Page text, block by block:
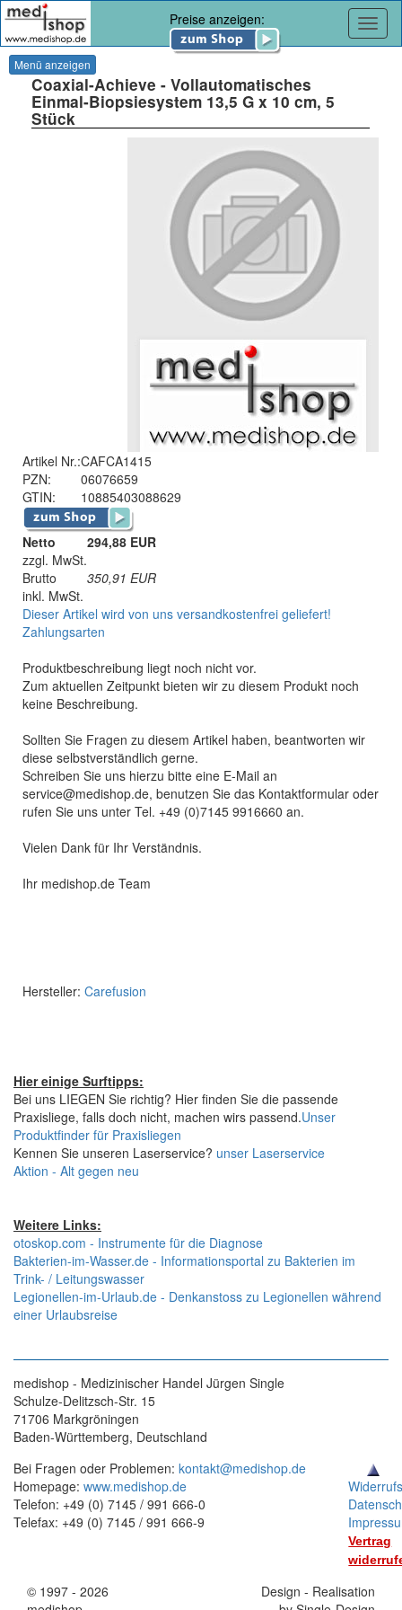
Preise anzeigen:
Menü anzeigen
Coaxial-Achieve - Vollautomatisches
Einmal-Biopsiesystem 13,5 G x 10 cm, 5
Stück
Artikel Nr.:CAFCA1415
PZN:
06076659
GTIN:
10885403088629
Netto
294,88 EUR
zzgl. MwSt.
Brutto
350,91 EUR
inkl. MwSt.
Dieser Artikel wird von uns versandkostenfrei geliefert!
Zahlungsarten
Produktbeschreibung liegt noch nicht vor.
Zum aktuellen Zeitpunkt bieten wir zu diesem Produkt noch
keine Beschreibung.
Sollten Sie Fragen zu diesem Artikel haben, beantworten wir
diese selbstverständlich gerne.
Schreiben Sie uns hierzu bitte eine E-Mail an
service@medishop.de, benutzen Sie das Kontaktformular oder
rufen Sie uns unter Tel. +49 (0)7145 9916660 an.
Vielen Dank für Ihr Verständnis.
Ihr medishop.de Team
Hersteller: Carefusion
Hier einige Surftipps:
Bei uns LIEGEN Sie richtig? Hier finden Sie die passende
Praxisliege, falls doch nicht, machen wirs passend.Unser
Produktfinder für Praxisliegen
Kennen Sie unseren Laserservice? unser Laserservice
Aktion - Alt gegen neu
Weitere Links:
otoskop.com - Instrumente für die Diagnose
Bakterien-im-Wasser.de - Informationsportal zu Bakterien im
Trink- / Leitungswasser
Legionellen-im-Urlaub.de - Denkanstoss zu Legionellen während
einer Urlaubsreise
medishop - Medizinischer Handel Jürgen Single
Schulze-Delitzsch-Str. 15
71706 Markgröningen
Baden-Württemberg, Deutschland
Bei Fragen oder Problemen: kontakt@medishop.de
Homepage: www.medishop.de
Telefon: +49 (0) 7145 / 991 666-0
Telefax: +49 (0) 7145 / 991 666-9
Vertrag
© 1997 - 2026
Design - Realisation